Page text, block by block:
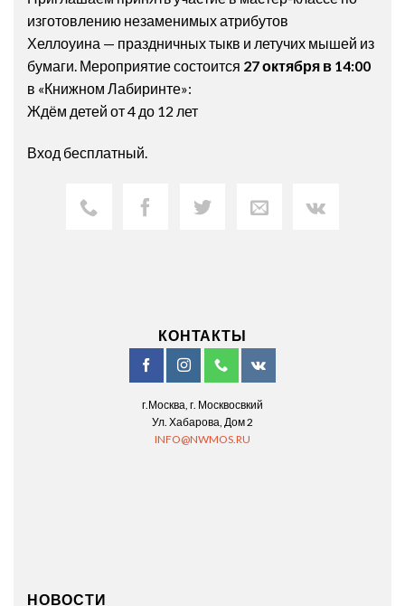
изготовлению незаменимых атрибутов
Хеллоуина — праздничных тыкв и летучих мышей из
бумаги. Мероприятие состоится 27 октября в 14:00
в «Книжном Лабиринте»:
Ждём детей от 4 до 12 лет
Вход бесплатный.
КОНТАКТЫ
г.Москва, г. Москвосвкий
Ул. Хабарова, Дом 2
INFO@NWMOS.RU
НОВОСТИ